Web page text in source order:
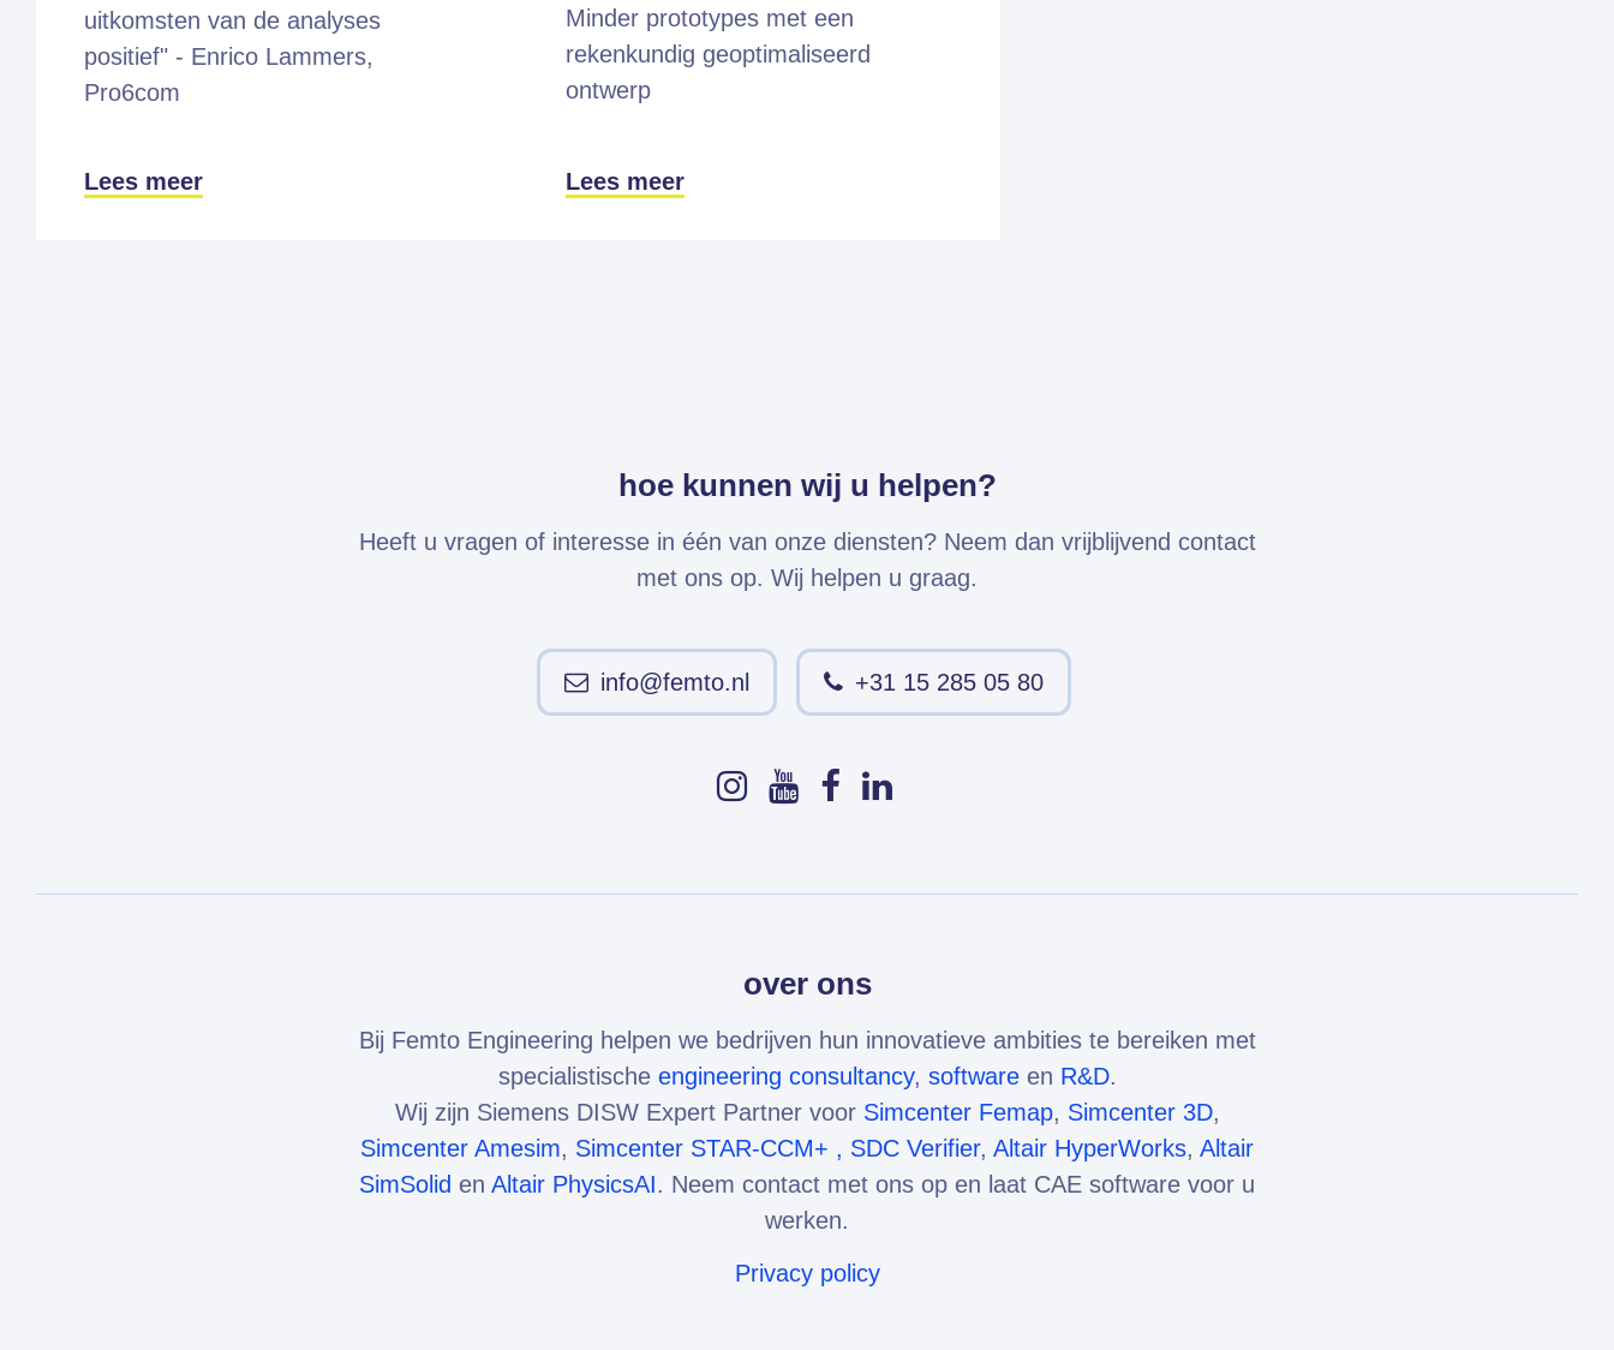
uitkomsten van de analyses
positief" - Enrico Lammers,
Pro6com
Lees meer
Minder prototypes met een
rekenkundig geoptimaliseerd
ontwerp
Lees meer
hoe kunnen wij u helpen?
Heeft u vragen of interesse in één van onze diensten? Neem dan vrijblijvend contact
met ons op. Wij helpen u graag.
info@femto.nl +31 15 285 05 80
over ons
Bij Femto Engineering helpen we bedrijven hun innovatieve ambities te bereiken met
specialistische engineering consultancy, softwareen R&D.
Wij zijn Siemens DISW Expert Partner voor Simcenter Femap, Simcenter 3D,
Simcenter Amesim, Simcenter STAR-CCM+ , SDC Verifier, Altair HyperWorks, Altair
SimSolid en Altair PhysicsAI. Neem contact met ons op en laat CAE software voor u
werken.
Privacy policy